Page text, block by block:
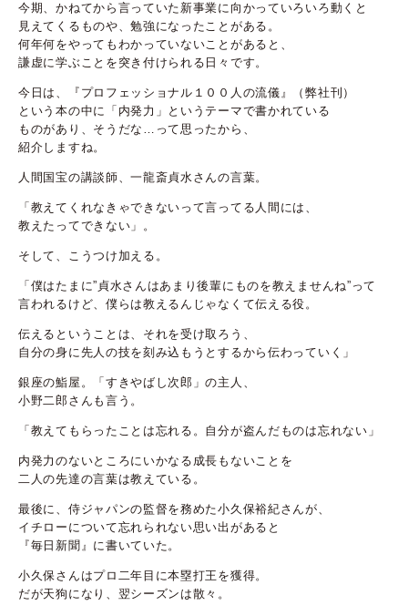
今期、かねてから言っていた新事業に向かっていろいろ動くと
見えてくるものや、勉強になったことがある。
何年何をやってもわかっていないことがあると、
謙虚に学ぶことを突き付けられる日々です。
今日は、『プロフェッショナル１００人の流儀』（弊社刊）
という本の中に「内発力」というテーマで書かれている
ものがあり、そうだな…って思ったから、
紹介しますね。
人間国宝の講談師、一龍斎貞水さんの言葉。
「教えてくれなきゃできないって言ってる人間には、
教えたってできない」。
そして、こうつけ加える。
「僕はたまに”貞水さんはあまり後輩にものを教えませんね”って
言われるけど、僕らは教えるんじゃなくて伝える役。
伝えるということは、それを受け取ろう、
自分の身に先人の技を刻み込もうとするから伝わっていく」
銀座の鮨屋。「すきやばし次郎」の主人、
小野二郎さんも言う。
「教えてもらったことは忘れる。自分が盗んだものは忘れない」
内発力のないところにいかなる成長もないことを
二人の先達の言葉は教えている。
最後に、侍ジャパンの監督を務めた小久保裕紀さんが、
イチローについて忘れられない思い出があると
『毎日新聞』に書いていた。
小久保さんはプロ二年目に本塁打王を獲得。
だが天狗になり、翌シーズンは散々。